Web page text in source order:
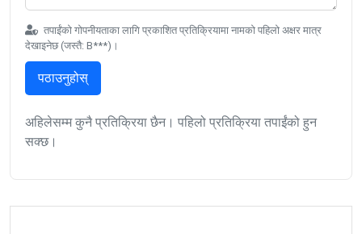
तपाईंको गोपनीयताका लागि प्रकाशित प्रतिक्रियामा नामको पहिलो अक्षर मात्र
देखाइनेछ (जस्तै: B***)।
पठाउनुहोस्
अहिलेसम्म कुनै प्रतिक्रिया छैन। पहिलो प्रतिक्रिया तपाईंको हुन
सक्छ।